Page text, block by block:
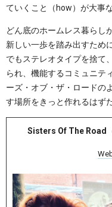
ていくこと（how）が大事
どん底のホームレス暮らし
新しい一歩を踏み出すため
でもステレオタイプを捨て
られ、機能するコミュニテ
ーズ・オブ・ザ・ロードの
す場所をきっと作れるはずだ
Sisters Of The Road